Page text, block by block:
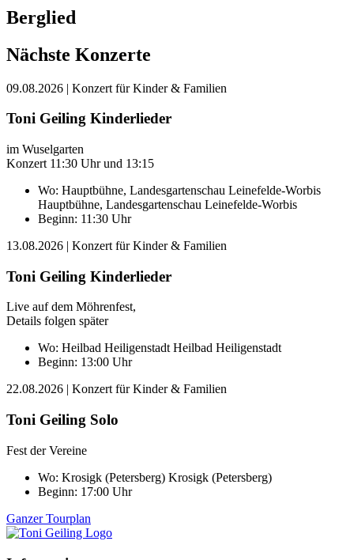
Berglied
Nächste Konzerte
09.08.2026 | Konzert für Kinder & Familien
Toni Geiling Kinderlieder
im Wuselgarten
Konzert 11:30 Uhr und 13:15
Wo: Hauptbühne, Landesgartenschau Leinefelde-Worbis
Hauptbühne, Landesgartenschau Leinefelde-Worbis
Beginn: 11:30 Uhr
13.08.2026 | Konzert für Kinder & Familien
Toni Geiling Kinderlieder
Live auf dem Möhrenfest,
Details folgen später
Wo: Heilbad Heiligenstadt Heilbad Heiligenstadt
Beginn: 13:00 Uhr
22.08.2026 | Konzert für Kinder & Familien
Toni Geiling Solo
Fest der Vereine
Wo: Krosigk (Petersberg) Krosigk (Petersberg)
Beginn: 17:00 Uhr
Ganzer Tourplan